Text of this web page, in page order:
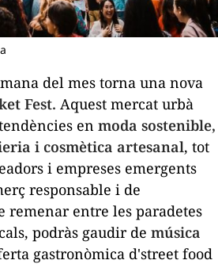
del mes torna una nova
Fest. Aquest mercat urbà
en moda sostenible,
i cosmètica artesanal, tot
i empreses emergents
responsable i de
remenar entre les paradetes
podràs gaudir de música
gastronòmica d'street food